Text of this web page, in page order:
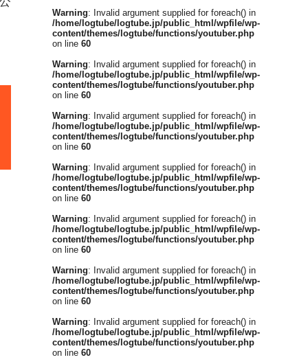
Warning: Invalid argument supplied for foreach() in
/home/logtube/logtube.jp/public_html/wpfile/wp-
content/themes/logtube/functions/youtuber.php
on line 60
Warning: Invalid argument supplied for foreach() in
/home/logtube/logtube.jp/public_html/wpfile/wp-
content/themes/logtube/functions/youtuber.php
on line 60
Warning: Invalid argument supplied for foreach() in
/home/logtube/logtube.jp/public_html/wpfile/wp-
content/themes/logtube/functions/youtuber.php
on line 60
Warning: Invalid argument supplied for foreach() in
/home/logtube/logtube.jp/public_html/wpfile/wp-
content/themes/logtube/functions/youtuber.php
on line 60
Warning: Invalid argument supplied for foreach() in
/home/logtube/logtube.jp/public_html/wpfile/wp-
content/themes/logtube/functions/youtuber.php
on line 60
Warning: Invalid argument supplied for foreach() in
/home/logtube/logtube.jp/public_html/wpfile/wp-
content/themes/logtube/functions/youtuber.php
on line 60
Warning: Invalid argument supplied for foreach() in
/home/logtube/logtube.jp/public_html/wpfile/wp-
content/themes/logtube/functions/youtuber.php
on line 60